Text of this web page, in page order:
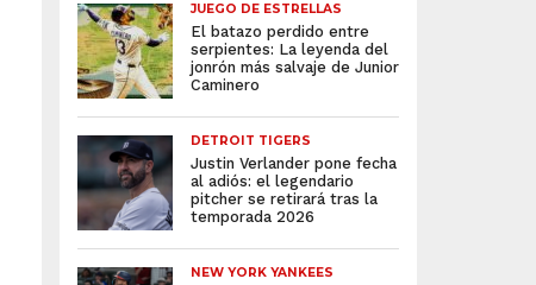
JUEGO DE ESTRELLAS
El batazo perdido entre
serpientes: La leyenda del
jonrón más salvaje de Junior
Caminero
DETROIT TIGERS
Justin Verlander pone fecha
al adiós: el legendario
pitcher se retirará tras la
temporada 2026
NEW YORK YANKEES